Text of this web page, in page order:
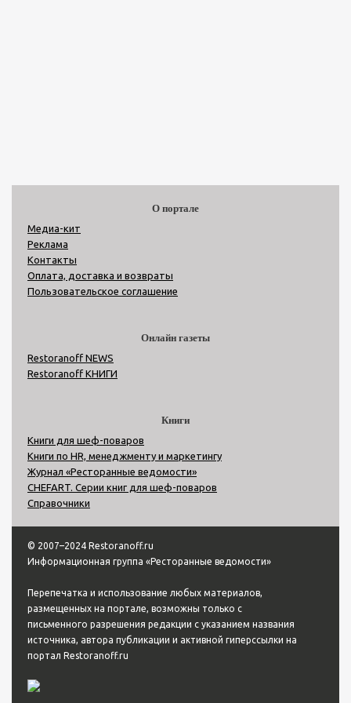
О портале
Медиа-кит
Реклама
Контакты
Оплата, доставка и возвраты
Пользовательское соглашение
Онлайн газеты
Restoranoff NEWS
Restoranoff КНИГИ
Книги
Книги для шеф-поваров
Книги по HR, менеджменту и маркетингу
Журнал «Ресторанные ведомости»
CHEFART. Серии книг для шеф-поваров
Справочники
© 2007–2024 Restoranoff.ru
Информационная группа «Ресторанные ведомости»
Перепечатка и использование любых материалов,
размещенных на портале, возможны только с
письменного разрешения редакции с указанием названия
источника, автора публикации и активной гиперссылки на
портал Restoranoff.ru